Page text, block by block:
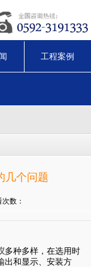
工程案例
几个问题
数：
多种多样，在选用时
出和显示、安装方